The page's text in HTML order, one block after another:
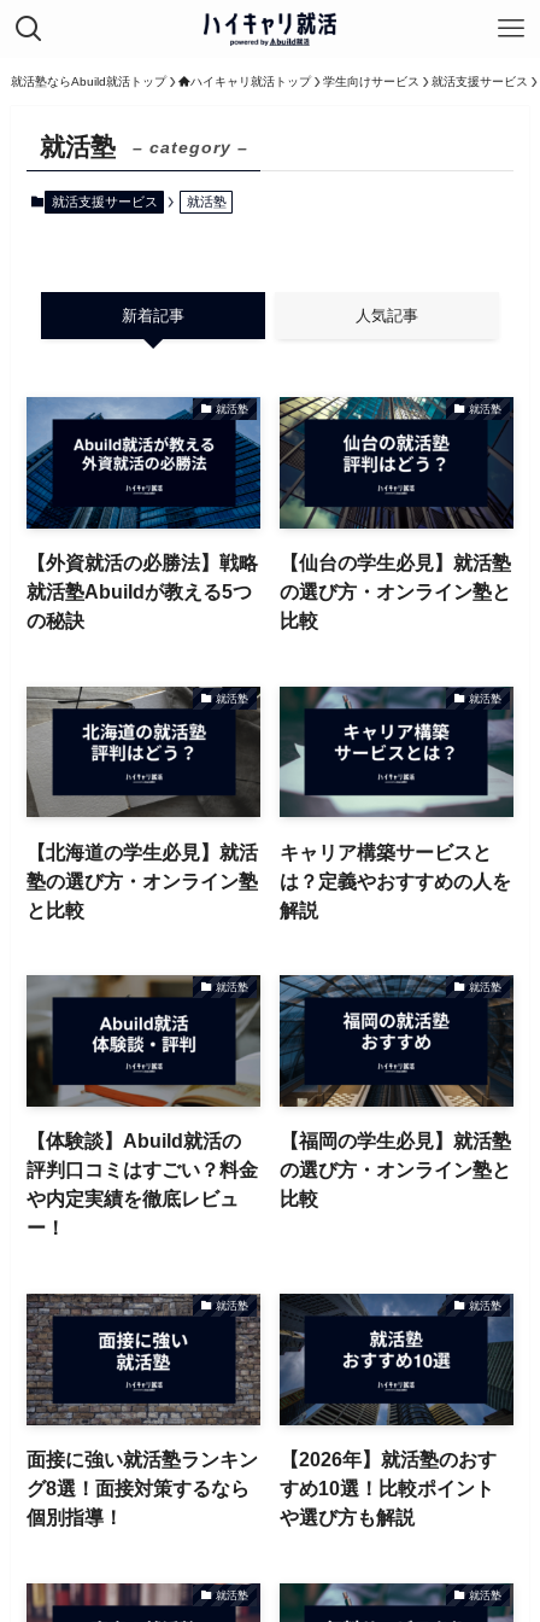
就活塾ならAbuild就活トップ ハイキャリ就活トップ 学生向けサービス 就活支援サービス
就活塾 – category –
就活支援サービス 就活塾
新着記事 人気記事
就活塾
【外資就活の必勝法】戦略
就活塾Abuildが教える5つ
の秘訣
就活塾
【仙台の学生必見】就活塾
の選び方・オンライン塾と
比較
就活塾
【北海道の学生必見】就活
塾の選び方・オンライン塾
と比較
就活塾
キャリア構築サービスと
は？定義やおすすめの人を
解説
就活塾
【体験談】Abuild就活の
評判口コミはすごい？料金
や内定実績を徹底レビュ
ー！
就活塾
【福岡の学生必見】就活塾
の選び方・オンライン塾と
比較
就活塾
面接に強い就活塾ランキン
グ8選！面接対策するなら
個別指導！
就活塾
【2026年】就活塾のおす
すめ10選！比較ポイント
や選び方も解説
就活塾 就活塾